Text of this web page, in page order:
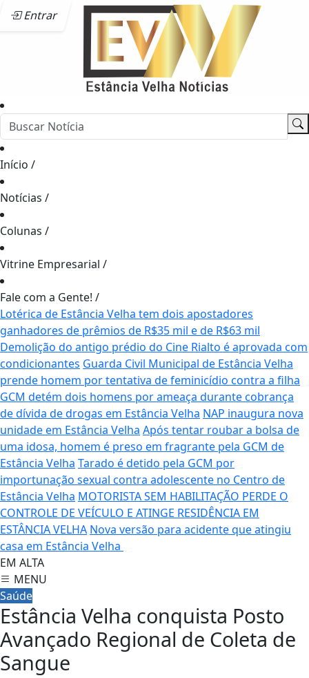
Entrar
Início /
Notícias /
Colunas /
Vitrine Empresarial /
Fale com a Gente! /
Lotérica de Estância Velha tem dois apostadores
ganhadores de prêmios de R$35 mil e de R$63 mil
Demolição do antigo prédio do Cine Rialto é aprovada com
condicionantes Guarda Civil Municipal de Estância Velha
prende homem por tentativa de feminicídio contra a filha
GCM detém dois homens por ameaça durante cobrança
de dívida de drogas em Estância Velha NAP inaugura nova
unidade em Estância Velha Após tentar roubar a bolsa de
uma idosa, homem é preso em fragrante pela GCM de
Estância Velha Tarado é detido pela GCM por
importunação sexual contra adolescente no Centro de
Estância Velha MOTORISTA SEM HABILITAÇÃO PERDE O
CONTROLE DE VEÍCULO E ATINGE RESIDÊNCIA EM
ESTÂNCIA VELHA Nova versão para acidente que atingiu
casa em Estância Velha
EM ALTA
MENU
Saúde
Estância Velha conquista Posto
Avançado Regional de Coleta de
Sangue